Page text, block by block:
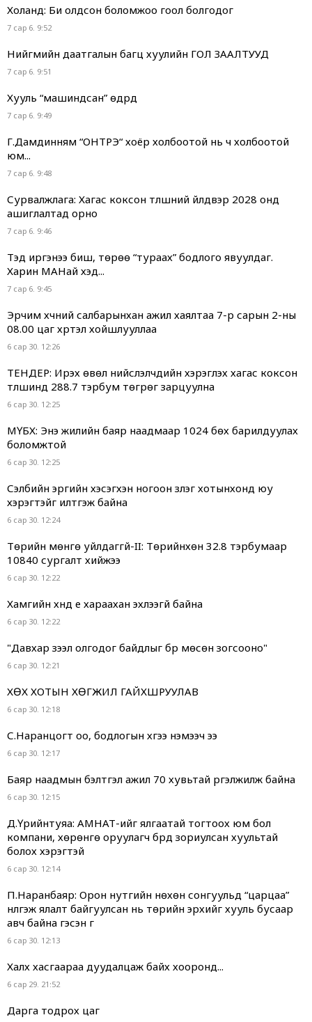
Холанд: Би олдсон боломжоо гоол болгодог
7 сар 6. 9:52
Нийгмийн даатгалын багц хуулийн ГОЛ ЗААЛТУУД
7 сар 6. 9:51
Хууль “машиндсан” өдрүүд
7 сар 6. 9:49
Г.Дамдинням “ОНТРЭ“ хоёр холбоотой нь ч холбоотой
юм...
7 сар 6. 9:48
Сурвалжлага: Хагас коксон түлшний үйлдвэр 2028 онд
ашиглалтад орно
7 сар 6. 9:46
Тэд иргэнээ биш, төрөө “тураах” бодлого явуулдаг.
Харин МАНай хэд...
7 сар 6. 9:45
Эрчим хүчний салбарынхан ажил хаялтаа 7-р сарын 2-ны
08.00 цаг хүртэл хойшлууллаа
6 сар 30. 12:26
ТЕНДЕР: Ирэх өвөл нийслэлчүүдийн хэрэглэх хагас коксон
түлшинд 288.7 тэрбум төгрөг зарцуулна
6 сар 30. 12:25
МҮБХ: Энэ жилийн баяр наадмаар 1024 бөх барилдуулах
боломжтой
6 сар 30. 12:25
Сэлбийн эргийн хэсэгхэн ногоон зүлэг хотынхонд юу
хэрэгтэйг илтгэж байна
6 сар 30. 12:24
Төрийн мөнгө уйлдаггүй-II: Төрийнхөн 32.8 тэрбумаар
10840 сургалт хийжээ
6 сар 30. 12:22
Хамгийн хүнд үе хараахан эхлээгүй байна
6 сар 30. 12:22
"Давхар зээл олгодог байдлыг бүр мөсөн зогсооно"
6 сар 30. 12:21
ХӨХ ХОТЫН ХӨГЖИЛ ГАЙХШРУУЛАВ
6 сар 30. 12:18
С.Наранцогт оо, бодлогын хүүгээ нэмээч ээ
6 сар 30. 12:17
Баяр наадмын бэлтгэл ажил 70 хувьтай үргэлжилж байна
6 сар 30. 12:15
Д.Үүрийнтуяа: АМНАТ-ийг ялгаатай тогтоох юм бол
компани, хөрөнгө оруулагч бүрд зориулсан хуультай
болох хэрэгтэй
6 сар 30. 12:14
П.Наранбаяр: Орон нутгийн нөхөн сонгуульд “царцаа”
нүүлгэж ялалт байгуулсан нь төрийн эрхийг хууль бусаар
авч байна гэсэн үг
6 сар 30. 12:13
Халх хасгаараа дуудалцаж байх хооронд...
6 сар 29. 21:52
Дарга тодрох цаг